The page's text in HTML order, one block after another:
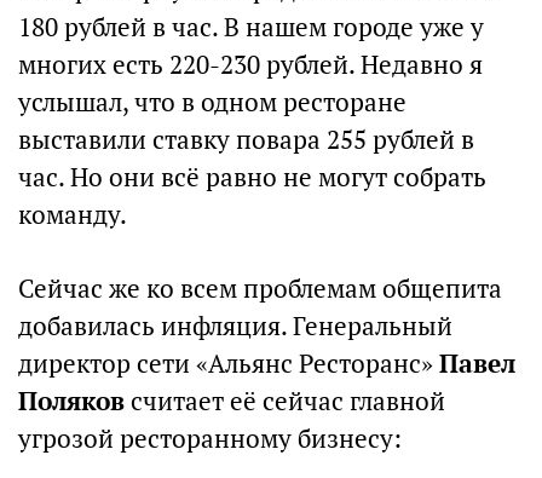
180 рублей в час. В нашем городе уже у
многих есть 220-230 рублей. Недавно я
услышал, что в одном ресторане
выставили ставку повара 255 рублей в
час. Но они всё равно не могут собрать
команду.
Сейчас же ко всем проблемам общепита
добавилась инфляция. Генеральный
директор сети «Альянс Ресторанс»Павел
Поляковсчитает её сейчас главной
угрозой ресторанному бизнесу: